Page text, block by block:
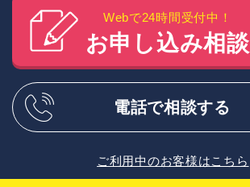
Webで24時間受付中！
お申し込み相談
電話で相談する
ご利用中のお客様はこちら